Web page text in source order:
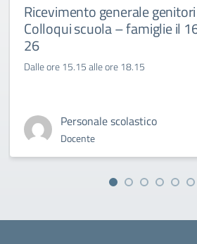
Ricevimento generale
Colloqui scuola – famiglie il
26
Dalle ore 15.15 alle ore 18.15
Personale scolastico
Docente